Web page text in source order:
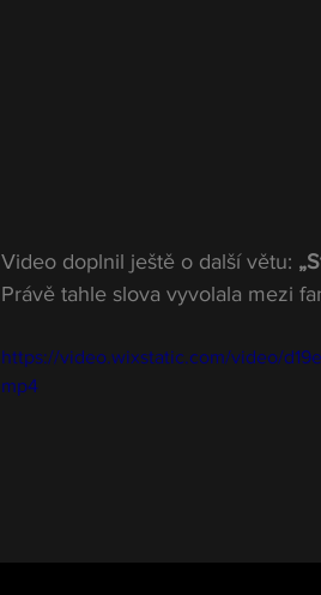
Video doplnil ještě o další větu:
Právě tahle slova vyvolala mezi
https://video.wixstatic.com/video/
mp4